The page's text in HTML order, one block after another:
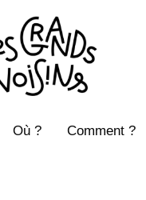
Où ? Comment ?